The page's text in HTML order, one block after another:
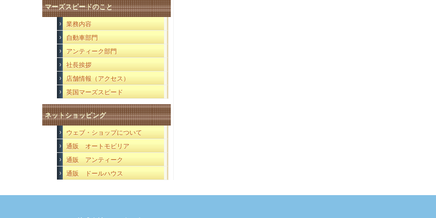
マーズスピードのこと
業務内容
自動車部門
アンティーク部門
社長挨拶
店舗情報（アクセス）
英国マーズスピード
ネットショッピング
ウェブ・ショップについて
通販 オートモビリア
通販 アンティーク
通販 ドールハウス